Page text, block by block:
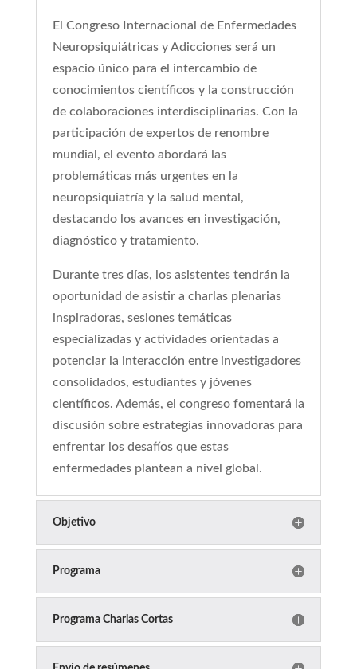
El Congreso Internacional de Enfermedades
Neuropsiquiátricas y Adicciones será un
espacio único para el intercambio de
conocimientos científicos y la construcción
de colaboraciones interdisciplinarias. Con la
participación de expertos de renombre
mundial, el evento abordará las
problemáticas más urgentes en la
neuropsiquiatría y la salud mental,
destacando los avances en investigación,
diagnóstico y tratamiento.
Durante tres días, los asistentes tendrán la
oportunidad de asistir a charlas plenarias
inspiradoras, sesiones temáticas
especializadas y actividades orientadas a
potenciar la interacción entre investigadores
consolidados, estudiantes y jóvenes
científicos. Además, el congreso fomentará la
discusión sobre estrategias innovadoras para
enfrentar los desafíos que estas
enfermedades plantean a nivel global.
Objetivo
Programa
Programa Charlas Cortas